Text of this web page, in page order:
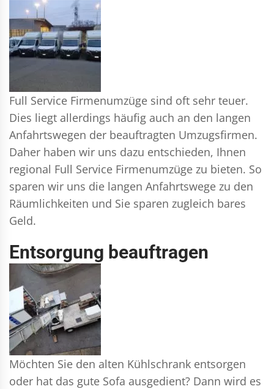
Full Service Firmenumzüge sind oft sehr teuer.
Dies liegt allerdings häufig auch an den langen
Anfahrtswegen der beauftragten Umzugsfirmen.
Daher haben wir uns dazu entschieden, Ihnen
regional Full Service Firmenumzüge zu bieten. So
sparen wir uns die langen Anfahrtswege zu den
Räumlichkeiten und Sie sparen zugleich bares
Geld.
Entsorgung beauftragen
Möchten Sie den alten Kühlschrank entsorgen
oder hat das gute Sofa ausgedient? Dann wird es